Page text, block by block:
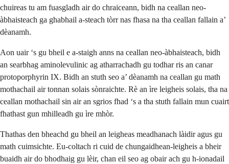
chuireas tu am fuasgladh air do chraiceann, bidh na ceallan neo-
àbhaisteach ga ghabhail a-steach tòrr nas fhasa na tha ceallan fallain a’
dèanamh.
Aon uair ‘s gu bheil e a-staigh anns na ceallan neo-àbhaisteach, bidh
an searbhag aminolevulinic ag atharrachadh gu todhar ris an canar
protoporphyrin IX. Bidh an stuth seo a’ dèanamh na ceallan gu math
mothachail air tonnan solais sònraichte. Rè an ìre leigheis solais, tha na
ceallan mothachail sin air an sgrios fhad ‘s a tha stuth fallain mun cuairt
fhathast gun mhilleadh gu ìre mhòr.
Thathas den bheachd gu bheil an leigheas meadhanach làidir agus gu
math cuimsichte. Eu-coltach ri cuid de chungaidhean-leigheis a bheir
buaidh air do bhodhaig gu lèir, chan eil seo ag obair ach gu h-ionadail